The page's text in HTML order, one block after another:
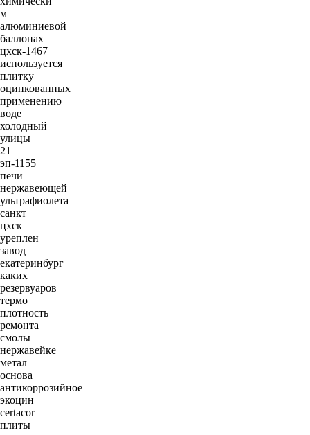
м
алюминиевой
баллонах
цхск-1467
используется
плитку
оцинкованных
применению
воде
холодный
улицы
21
эп-1155
печи
нержавеющей
ультрафиолета
санкт
цхск
уреплен
завод
екатеринбург
каких
резервуаров
термо
плотность
ремонта
смолы
нержавейке
метал
основа
антикоррозийное
экоцин
certacor
плиты